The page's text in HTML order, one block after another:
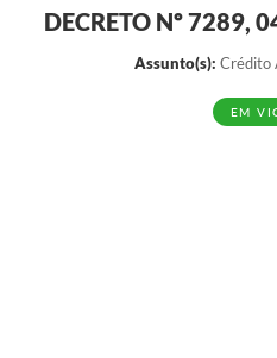
DECRETO Nº 7289,
Assunto(s): Crédito
EM